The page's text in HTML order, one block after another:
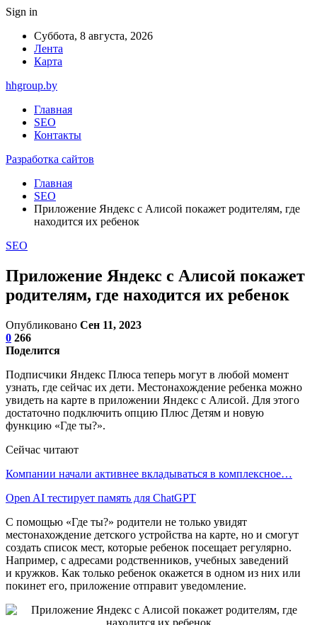
Sign in
Суббота, 8 августа, 2026
Лента
Карта
hhgroup.by
Главная
SEO
Контакты
Разработка сайтов
Главная
SEO
Приложение Яндекс с Алисой покажет родителям, где
находится их ребенок
SEO
Приложение Яндекс с Алисой покажет
родителям, где находится их ребенок
Опубликовано Сен 11, 2023
0 266
Поделится
Подписчики Яндекс Плюса теперь могут в любой момент
узнать, где сейчас их дети. Местонахождение ребенка можно
увидеть на карте в приложении Яндекс с Алисой. Для этого
достаточно подключить опцию Плюс Детям и новую
функцию «Где ты?».
Сейчас читают
Компании начали активнее вкладываться в комплексное…
Open AI тестирует память для ChatGPT
С помощью «Где ты?» родители не только увидят
местонахождение детского устройства на карте, но и смогут
создать список мест, которые ребенок посещает регулярно.
Например, с адресами родственников, учебных заведений
и кружков. Как только ребенок окажется в одном из них или
покинет его, приложение отправит уведомление.